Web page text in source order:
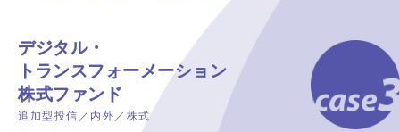
デジタル・
トランスフォーメーション
株式ファンド
追加型投信／内外／株式